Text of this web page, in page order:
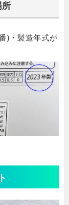
所
)・製造年式が